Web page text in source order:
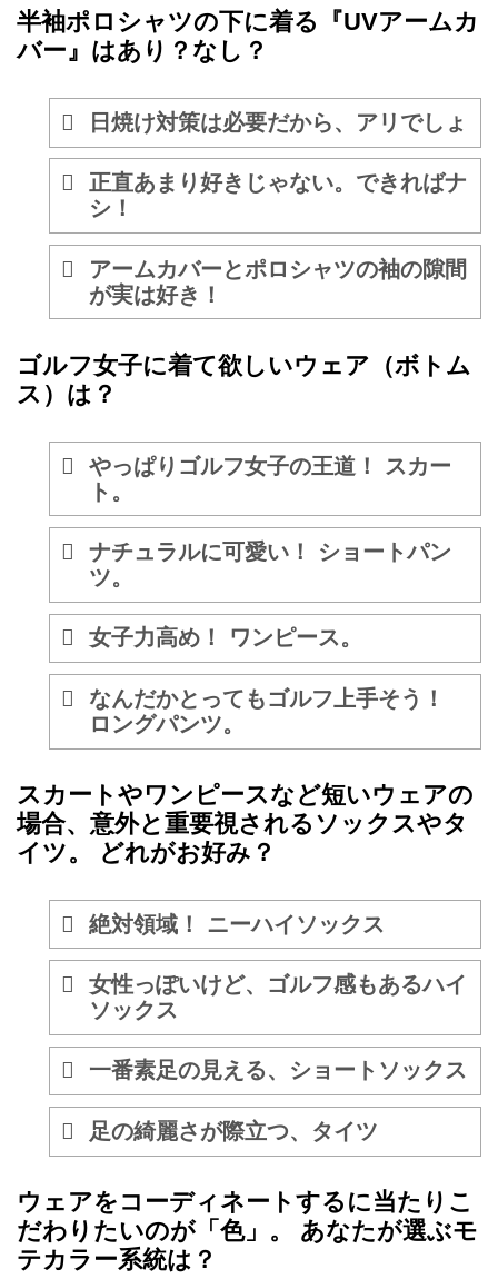
半袖ポロシャツの下に着る『UVアームカ
バー』はあり？なし？
日焼け対策は必要だから、アリでしょ
正直あまり好きじゃない。できればナ
シ！
アームカバーとポロシャツの袖の隙間
が実は好き！
ゴルフ女子に着て欲しいウェア（ボトム
ス）は？
やっぱりゴルフ女子の王道！ スカー
ト。
ナチュラルに可愛い！ ショートパン
ツ。
女子力高め！ ワンピース。
なんだかとってもゴルフ上手そう！
ロングパンツ。
スカートやワンピースなど短いウェアの
場合、意外と重要視されるソックスやタ
イツ。 どれがお好み？
絶対領域！ ニーハイソックス
女性っぽいけど、ゴルフ感もあるハイ
ソックス
一番素足の見える、ショートソックス
足の綺麗さが際立つ、タイツ
ウェアをコーディネートするに当たりこ
だわりたいのが「色」。 あなたが選ぶモ
テカラー系統は？